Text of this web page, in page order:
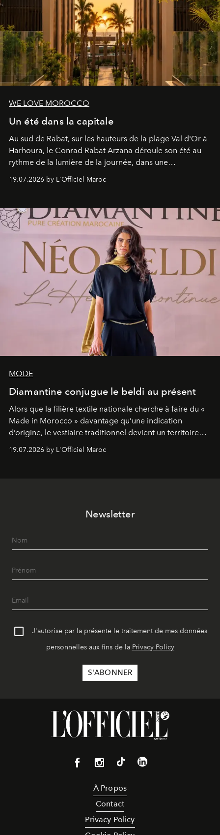
WE LOVE MOROCCO
Un été dans la capitale
Au sud de Rabat, sur les hauteurs de la plage Val d'Or à
Harhoura, le Conrad Rabat Arzana déroule son été au
rythme de la lumière de la journée, dans une
programmation pensée comme une succession de
rendez-vous avec l’océan.
19.07.2026 by L'Officiel Maroc
MODE
Diamantine conjugue le beldi au présent
Alors que la filière textile nationale cherche à faire du «
Made in Morocco » davantage qu’une indication
d’origine, le vestiaire traditionnel devient un territoire
d’expérimentation. Avec Néo Beldi, Diamantine en
révise les proportions et les usages pour l’inscrire dans
19.07.2026 by L'Officiel Maroc
Newsletter
J'autorise par la présente le traitement de mes données
personnelles aux fins de la Privacy Policy
À Propos
Contact
Privacy Policy